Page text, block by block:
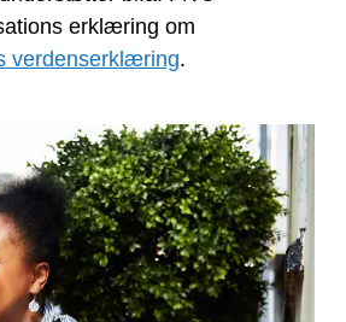
erklæring om
verdenserklæring.